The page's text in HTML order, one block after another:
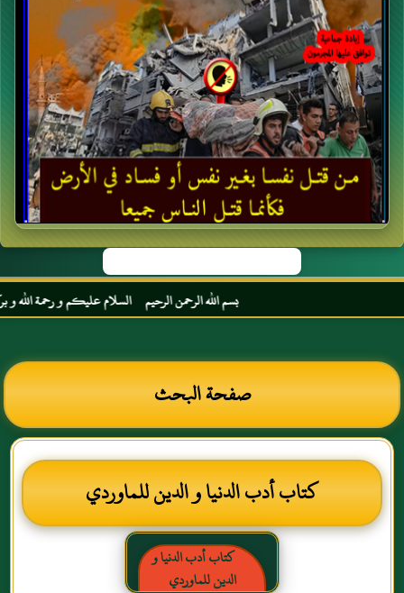
بسم الله الرحمن الرحيم السلام عليكم و رحمة الله و
صفحة البحث
كتاب أدب الدنيا و الدين للماوردي
كتاب أدب الدنيا و
الدين للماوردي